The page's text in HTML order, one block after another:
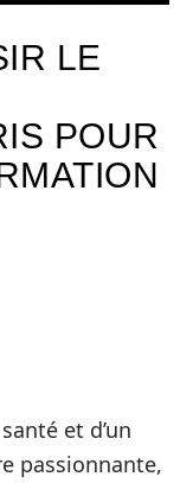
LE
POUR
et d’un
passionnante,